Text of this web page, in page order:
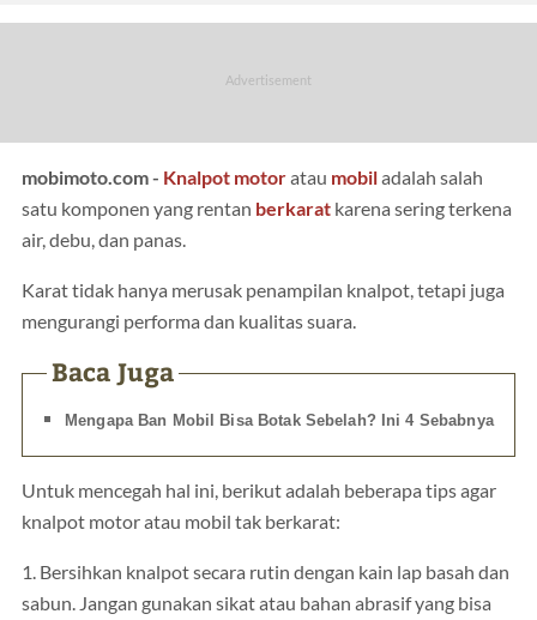
mobimoto.com - Knalpot motoratau mobiladalah salah
satu komponen yang rentan berkarat karena sering terkena
air, debu, dan panas.
Karat tidak hanya merusak penampilan knalpot, tetapi juga
mengurangi performa dan kualitas suara.
Baca Juga
Mengapa Ban Mobil Bisa Botak Sebelah? Ini 4 Sebabnya
Untuk mencegah hal ini, berikut adalah beberapa tips agar
knalpot motor atau mobil tak berkarat:
1. Bersihkan knalpot secara rutin dengan kain lap basah dan
sabun. Jangan gunakan sikat atau bahan abrasif yang bisa